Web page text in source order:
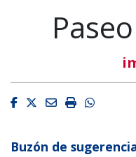
Facebook
Twitter
EmailImprimir
Buzón de